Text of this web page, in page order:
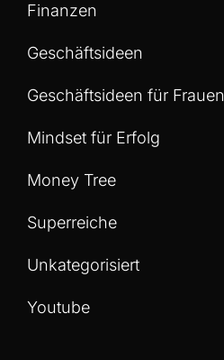
Finanzen
Geschäftsideen
Geschäftsideen für Frauen
Mindset für Erfolg
Money Tree
Superreiche
Unkategorisiert
Youtube